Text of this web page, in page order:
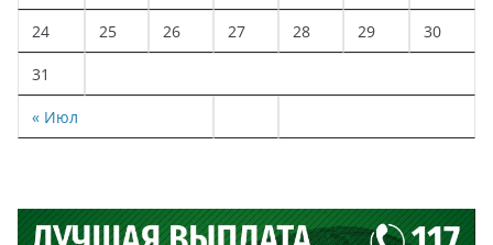
« Июл
24 25 26 27 28 29 30
31